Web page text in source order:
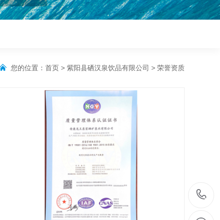
您的位置： 首页 > 紫阳县硒汉泉饮品有限公司 > 荣誉资质